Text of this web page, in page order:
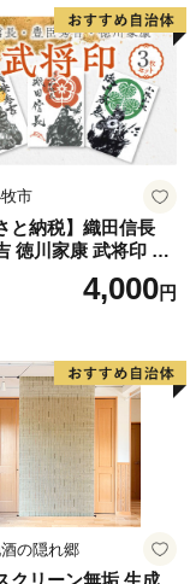
市
と納税】織田信長
徳川家康 武将印 3
イラスト 戦国 武将
墨絵 龍画師 書道ア
小牧市 お取り寄せ 送
4,000円
の隠れ郷